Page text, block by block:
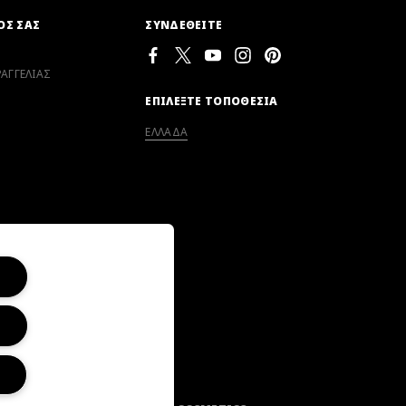
ΣΑΣ
ΣΥΝΔΕΘΕΙΤΕ
ΕΠΙΛΕΞΤΕ ΤΟΠΟΘΕΣΙΑ
ΕΛΛΑΔΑ